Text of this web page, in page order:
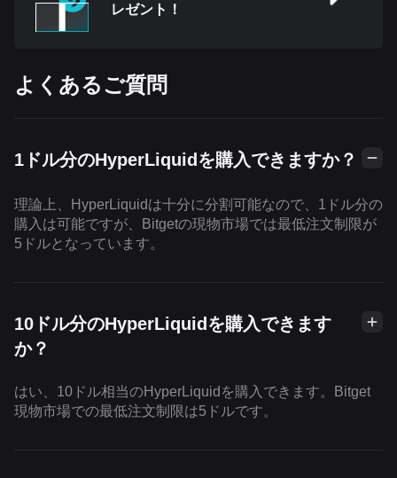
レゼント！
よくあるご質問
1ドル分のHyperLiquidを購入できますか？
理論上、HyperLiquidは十分に分割可能なので、1ドル分の
購入は可能ですが、Bitgetの現物市場では最低注文制限が
5ドルとなっています。
10ドル分のHyperLiquidを購入できます
か？
はい、10ドル相当のHyperLiquidを購入できます。Bitget
現物市場での最低注文制限は5ドルです。